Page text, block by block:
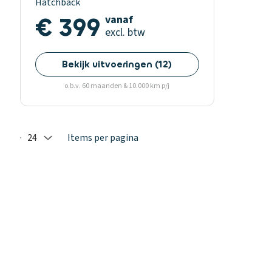
€ 399 vanaf
excl. btw
Bekijk uitvoeringen (12)
o.b.v. 60 maanden & 10.000 km p/j
Selected: 24
24 Items per pagina